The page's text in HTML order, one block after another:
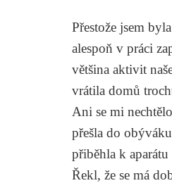
Přestože jsem
alespoň v práci
většina aktivit
vrátila domů
Ani se mi
přešla do
přiběhla k
Řekl, že se má